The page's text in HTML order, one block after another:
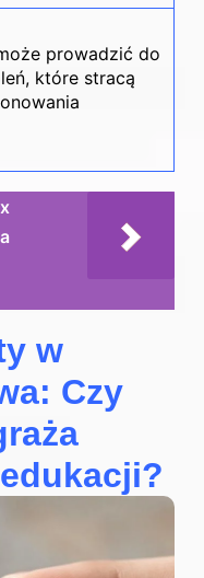
prowadzić do
które stracą
w
Czy